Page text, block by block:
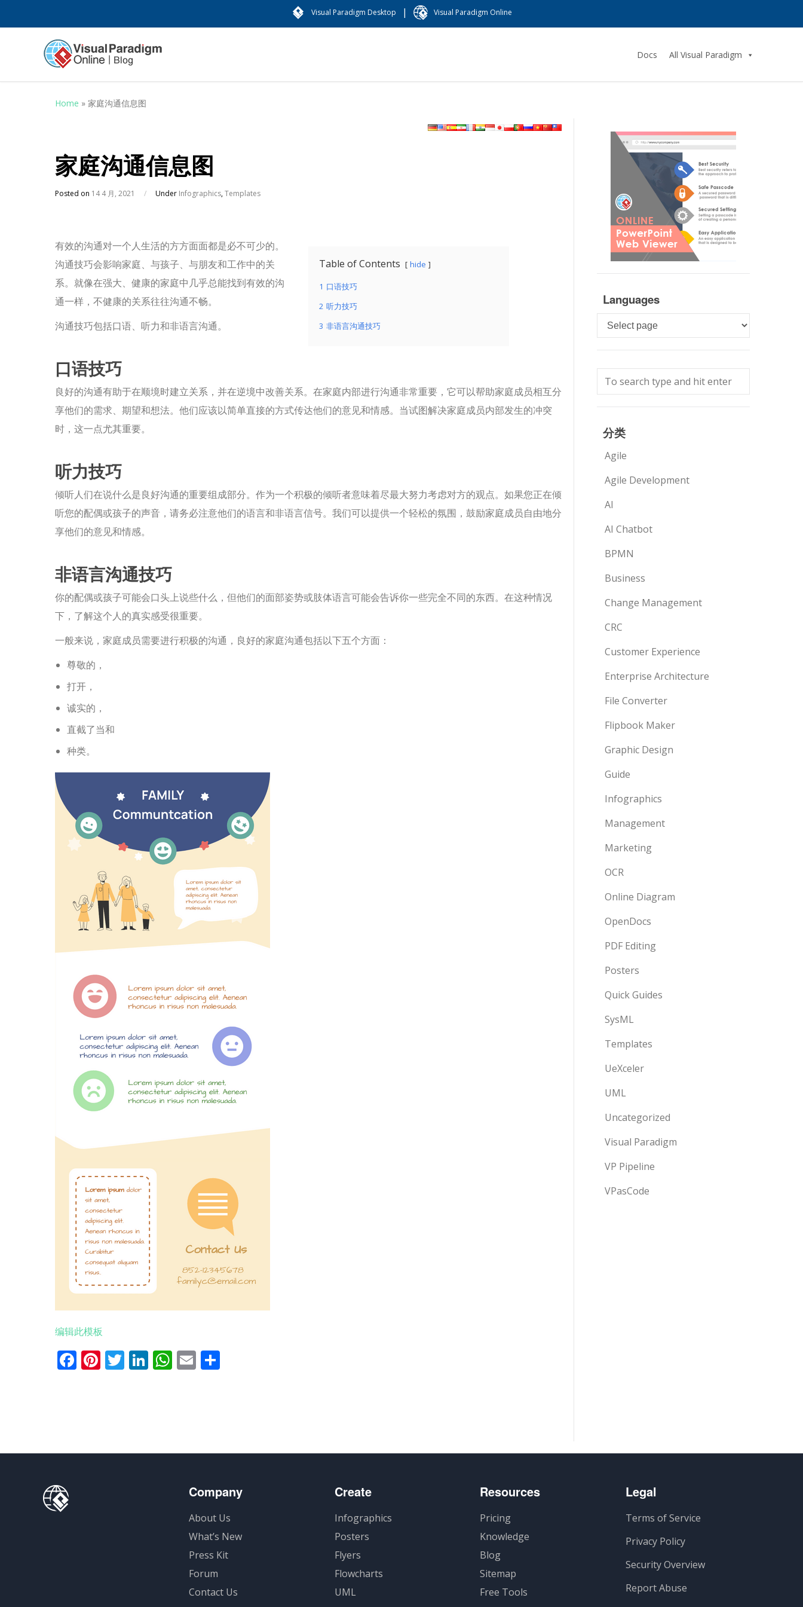
Visual Paradigm Desktop | Visual Paradigm Online
Docs All Visual Paradigm
Home » 家庭沟通信息图
家庭沟通信息图
Posted on 14 4 月, 2021 / Under Infographics,Templates
Table of Contents hide
1 口语技巧
2 听力技巧
3 非语言沟通技巧
有效的沟通对一个人生活的方方面面都是必不可少的。
沟通技巧会影响家庭、与孩子、与朋友和工作中的关
系。就像在强大、健康的家庭中几乎总能找到有效的沟
通一样，不健康的关系往往沟通不畅。
沟通技巧包括口语、听力和非语言沟通。
口语技巧
良好的沟通有助于在顺境时建立关系，并在逆境中改善关系。在家庭内部进行沟通非常重要，它可以帮助家庭成员相互分
享他们的需求、期望和想法。他们应该以简单直接的方式传达他们的意见和情感。当试图解决家庭成员内部发生的冲突
时，这一点尤其重要。
听力技巧
倾听人们在说什么是良好沟通的重要组成部分。作为一个积极的倾听者意味着尽最大努力考虑对方的观点。如果您正在倾
听您的配偶或孩子的声音，请务必注意他们的语言和非语言信号。我们可以提供一个轻松的氛围，鼓励家庭成员自由地分
享他们的意见和情感。
非语言沟通技巧
你的配偶或孩子可能会口头上说些什么，但他们的面部姿势或肢体语言可能会告诉你一些完全不同的东西。在这种情况
下，了解这个人的真实感受很重要。
一般来说，家庭成员需要进行积极的沟通，良好的家庭沟通包括以下五个方面：
尊敬的，
打开，
诚实的，
直截了当和
种类。
编辑此模板
Facebook
Pinterest
Twitter
LinkedIn
WhatsApp
Email
Languages
Languages
分类
Agile
Agile Development
AI
AI Chatbot
BPMN
Business
Change Management
CRC
Customer Experience
Enterprise Architecture
File Converter
Flipbook Maker
Graphic Design
Guide
Infographics
Management
Marketing
OCR
Online Diagram
OpenDocs
PDF Editing
Posters
Quick Guides
SysML
Templates
UeXceler
UML
Uncategorized
Visual Paradigm
VP Pipeline
VPasCode
Company
About Us
What’s New
Press Kit
Forum
Contact Us
Create
Infographics
Posters
Flyers
Flowcharts
UML
Resources
Pricing
Knowledge
Blog
Sitemap
Free Tools
Legal
Terms of Service
Privacy Policy
Security Overview
Report Abuse